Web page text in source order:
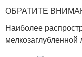
ОБРАТИТЕ
Наиболее
мелкозаглубленной